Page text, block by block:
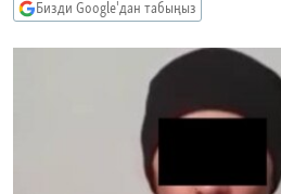
ЭКСПЕРТТЕР ТАЛДАЙТ
ЭЖЕ-СИҢДИЛЕР
ӨЗГӨЧӨ ПИКИР
Бизди Google'дан табыңыз